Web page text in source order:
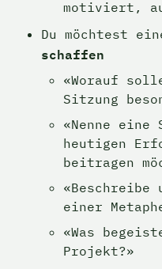
motiviert,
Du möchtest
schaffen
«Worauf
Sitzung
«Nenne eine
heutigen
beitragen
«Beschreibe
einer
«Was
Projekt?»